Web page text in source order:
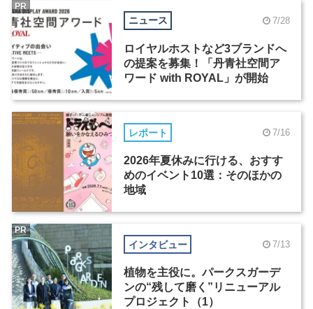
ニュース 7/28
ロイヤルホストなど3ブランドへ
の提案を募集！「丹青社空間ア
ワード with ROYAL」が開始
PR
レポート 7/16
2026年夏休みに行ける、おすす
めのイベント10選：そのほかの
地域
インタビュー 7/13
植物を主役に。パークスガーデ
ンの“残して磨く”リニューアル
プロジェクト（1）
PR